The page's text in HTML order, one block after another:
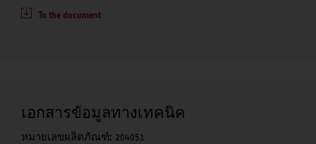
To the document
เอกสารข้อมูลทางเทคนิค
หมายเลขผลิตภัณฑ์: 204051